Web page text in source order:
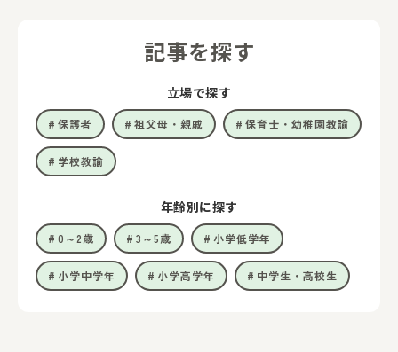
記事を探す
立場で探す
保護者 祖父母・親戚 保育士・幼稚園教諭
学校教諭
年齢別に探す
0～2歳 3～5歳 小学低学年
小学中学年 小学高学年 中学生・高校生